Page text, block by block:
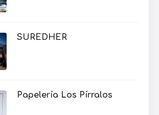
SUREDHER
Papelería Los Pírralos